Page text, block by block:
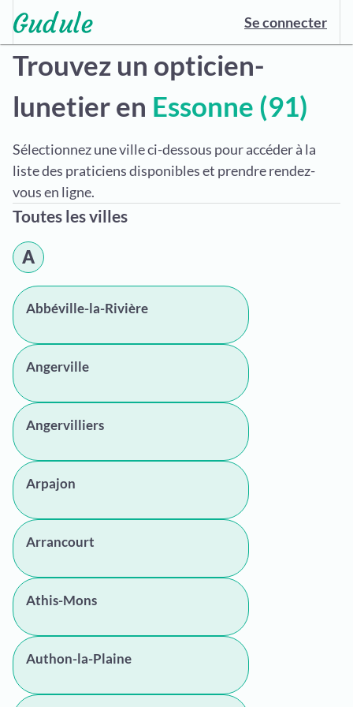
Se connecter
Trouvez un opticien-
lunetier en Essonne (91)
Sélectionnez une ville ci-dessous pour accéder à la
liste des praticiens disponibles et prendre rendez-
vous en ligne.
Toutes les villes
A
Abbéville-la-Rivière
Angerville
Angervilliers
Arpajon
Arrancourt
Athis-Mons
Authon-la-Plaine